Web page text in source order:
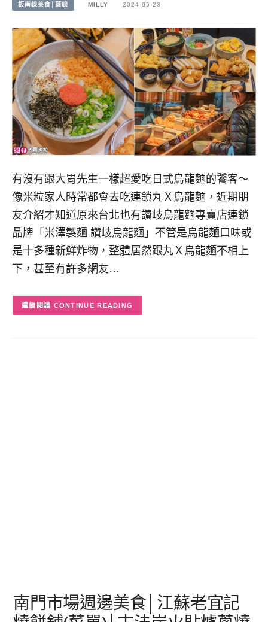
板南線美食│藍線 MILLY 2024-05-23
有沒有跟大胃先生一樣超愛吃日式烏龍麵的饕客～
像米粒家人時常都會去吃連鎖丸Ｘ烏龍麵，近期朋
友介紹才知道原來台北也有讚岐烏龍麵專賣店連鎖
品牌「米澤製麵 讚岐烏龍麵」不管是烏龍麵口味或
是十多種新鮮炸物，整體居然跟丸Ｘ烏龍麵不相上
下，甚至有許多網友…
CONTINUE READING
南門市場週邊美食│江蘇老宜記